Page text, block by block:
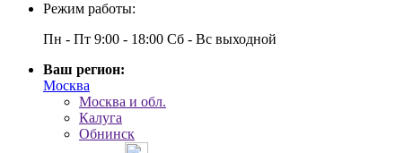
Режим работы:
Пн - Пт 9:00 - 18:00 Сб - Вс выходной
Ваш регион:
Москва
Москва и обл.
Калуга
Обнинск